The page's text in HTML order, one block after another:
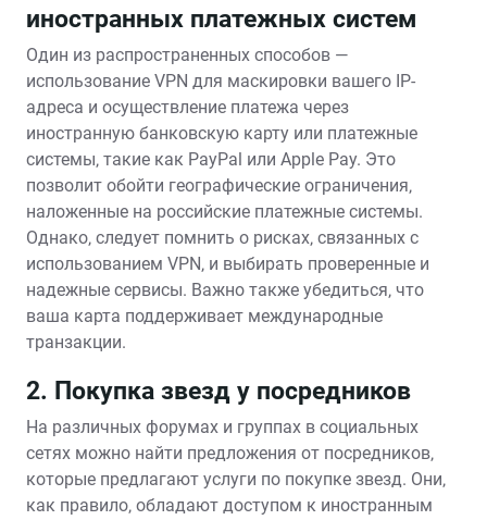
иностранных платежных систем
Один из распространенных способов —
использование VPN для маскировки вашего IP-
адреса и осуществление платежа через
иностранную банковскую карту или платежные
системы‚ такие как PayPal или Apple Pay. Это
позволит обойти географические ограничения‚
наложенные на российские платежные системы.
Однако‚ следует помнить о рисках‚ связанных с
использованием VPN‚ и выбирать проверенные и
надежные сервисы. Важно также убедиться‚ что
ваша карта поддерживает международные
транзакции.
2. Покупка звезд у посредников
На различных форумах и группах в социальных
сетях можно найти предложения от посредников‚
которые предлагают услуги по покупке звезд. Они‚
как правило‚ обладают доступом к иностранным